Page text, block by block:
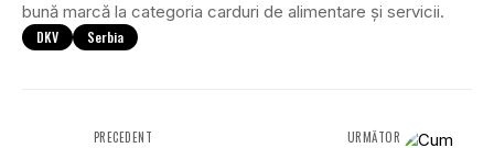
bună marcă la categoria carduri de alimentare și servicii.
DKV Serbia
PRECEDENT URMĂTOR